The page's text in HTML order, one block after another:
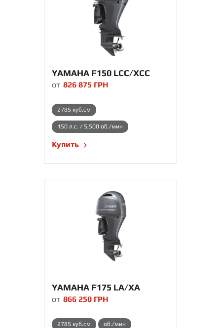
YAMAHA F150 LCC/XCC
от 826 875 ГРН
2785 куб.см
150 л.с. / 5,500 об./мин
Купить
YAMAHA F175 LA/XA
от 866 250 ГРН
2785 куб.см об./мин